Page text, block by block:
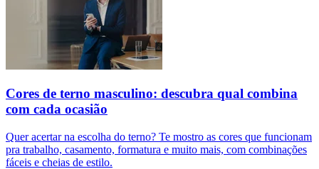
Cores de terno masculino: descubra qual combina
com cada ocasião
Quer acertar na escolha do terno? Te mostro as cores que funcionam
pra trabalho, casamento, formatura e muito mais, com combinações
fáceis e cheias de estilo.